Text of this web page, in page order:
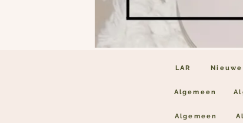
LAR
Algemeen
Algemeen